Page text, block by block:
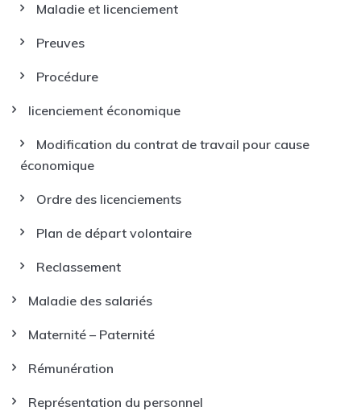
Maladie et licenciement
Preuves
Procédure
licenciement économique
Modification du contrat de travail pour cause
économique
Ordre des licenciements
Plan de départ volontaire
Reclassement
Maladie des salariés
Maternité – Paternité
Rémunération
Représentation du personnel